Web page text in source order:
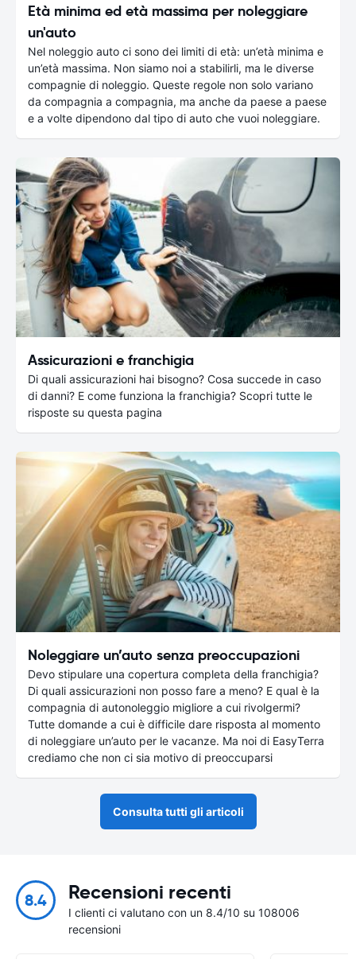
Età minima ed età massima per noleggiare
un'auto
Nel noleggio auto ci sono dei limiti di età: un’età minima e
un’età massima. Non siamo noi a stabilirli, ma le diverse
compagnie di noleggio. Queste regole non solo variano
da compagnia a compagnia, ma anche da paese a paese
e a volte dipendono dal tipo di auto che vuoi noleggiare.
Assicurazioni e franchigia
Di quali assicurazioni hai bisogno? Cosa succede in caso
di danni? E come funziona la franchigia? Scopri tutte le
risposte su questa pagina
Noleggiare un’auto senza preoccupazioni
Devo stipulare una copertura completa della franchigia?
Di quali assicurazioni non posso fare a meno? E qual è la
compagnia di autonoleggio migliore a cui rivolgermi?
Tutte domande a cui è difficile dare risposta al momento
di noleggiare un’auto per le vacanze. Ma noi di EasyTerra
crediamo che non ci sia motivo di preoccuparsi
Consulta tutti gli articoli
8.4 Recensioni recenti
I clienti ci valutano con un 8.4/10 su 108006
recensioni